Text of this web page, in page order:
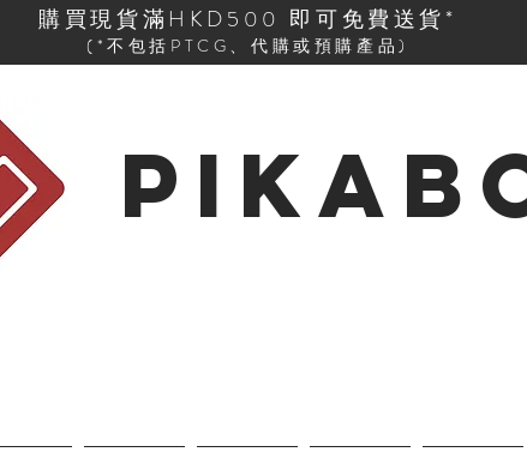
購買現貨滿HKD500 即可免費送貨*
(*不包括PTCG、代購或預購產品)